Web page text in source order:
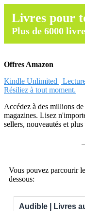
Livres pour
Plus de 6000
Offres Amazon
Kindle Unlimited |
Résiliez à tout moment.
Accédez à des millions
magazines. Lisez
sellers, nouveautés et
Vous pouvez parcourir
dessous:
Audible | Livres